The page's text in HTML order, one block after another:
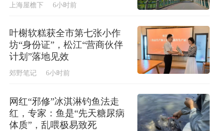
上海屋檐下 6小时前
叶榭软糕获全市第七张小作
坊“身份证”，松江“营商伙伴
计划”落地见效
郊野笔记 6小时前
网红“邪修”冰淇淋钓鱼法走
红，专家：鱼是“先天糖尿病
体质”，乱喂极易致死